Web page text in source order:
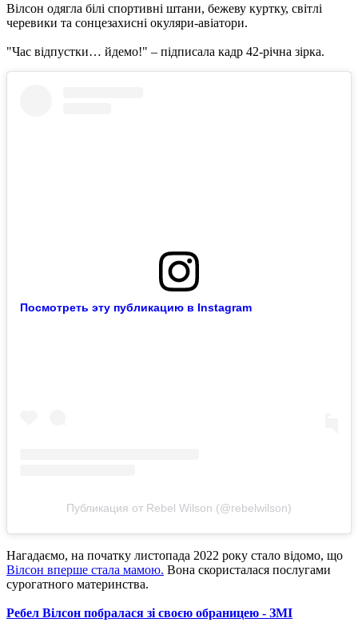
Вілсон одягла білі спортивні штани, бежеву куртку, світлі
черевики та сонцезахисні окуляри-авіатори.
"Час відпустки… йдемо!" – підписала кадр 42-річна зірка.
Посмотреть эту публикацию в Instagram
Публикация от Rebel Wilson (@rebelwilson)
Нагадаємо, на початку листопада 2022 року стало відомо, що
Вілсон вперше стала мамою. Вона скористалася послугами
сурогатного материнства.
Ребел Вілсон побралася зі своєю обраницею - ЗМІ